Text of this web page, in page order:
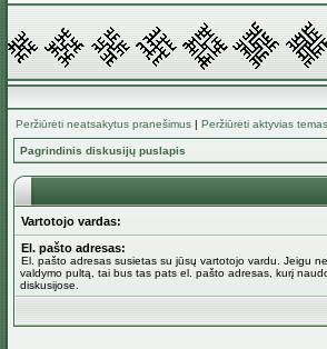
Peržiūrėti neatsakytus pranešimus | Peržiūrėti aktyvias temas
Pagrindinis diskusijų puslapis
Vartotojo vardas:
El. pašto adresas:
El. pašto adresas susietas su jūsų vartotojo vardu. Jeigu
valdymo pultą, tai bus tas pats el. pašto adresas, kurį
diskusijose.